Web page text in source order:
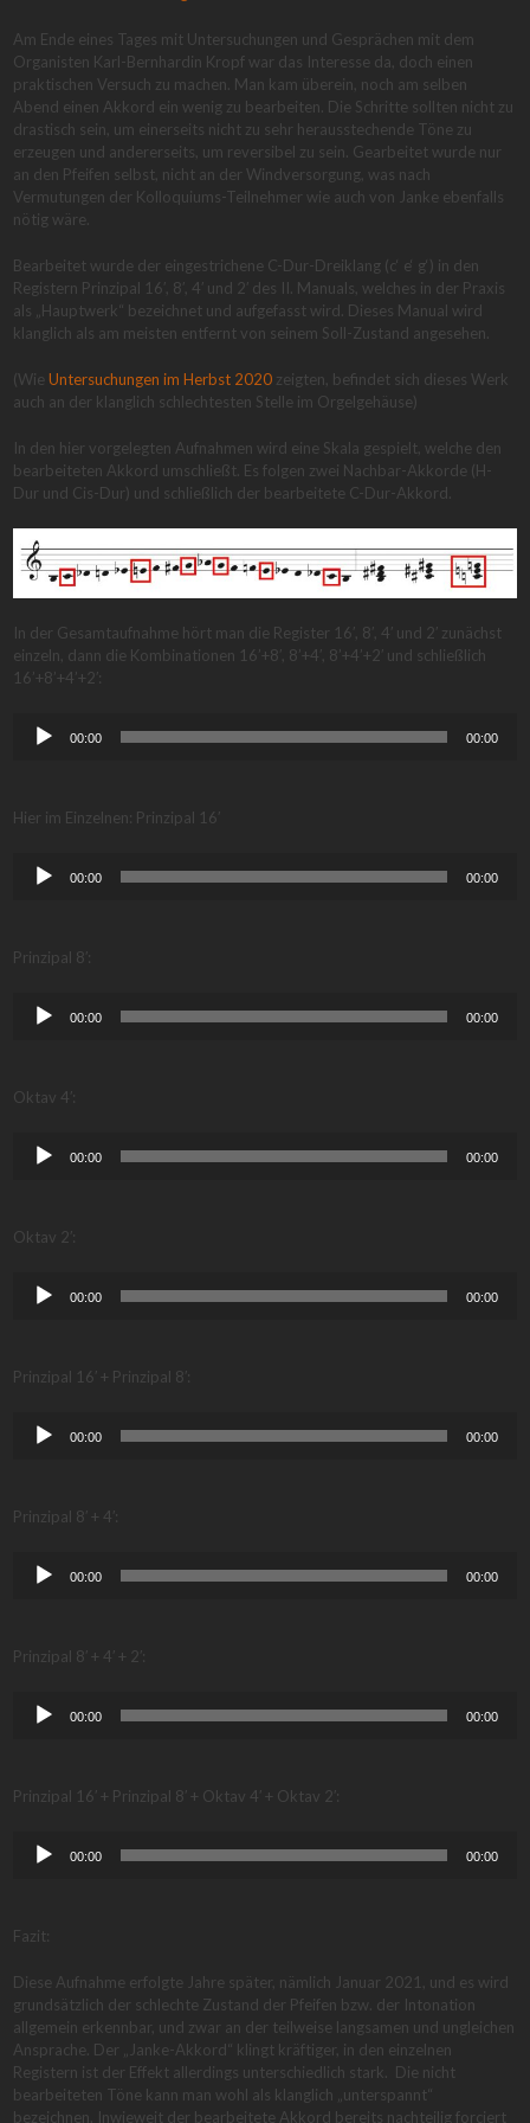
Am Ende eines Tages mit Untersuchungen und Gesprächen mit dem
Organisten Karl-Bernhardin Kropf war das Interesse da, doch einen
praktischen Versuch zu machen. Man kam überein, noch am selben
Abend einen Akkord ein wenig zu bearbeiten. Die Schritte sollten nicht zu
drastisch sein, um einerseits nicht zu sehr herausstechende Töne zu
erzeugen und andererseits, um reversibel zu sein. Gearbeitet wurde nur
an den Pfeifen selbst, nicht an der Windversorgung, was nach
Vermutungen der Kolloquiums-Teilnehmer wie auch von Janke ebenfalls
nötig wäre.
Bearbeitet wurde der eingestrichene C-Dur-Dreiklang (c‘ e‘ g‘) in den
Registern Prinzipal 16′, 8′, 4′ und 2′ des II. Manuals, welches in der Praxis
als „Hauptwerk“ bezeichnet und aufgefasst wird. Dieses Manual wird
klanglich als am meisten entfernt von seinem Soll-Zustand angesehen.
(WieUntersuchungen im Herbst 2020 zeigten, befindet sich dieses Werk
auch an der klanglich schlechtesten Stelle im Orgelgehäuse)
In den hier vorgelegten Aufnahmen wird eine Skala gespielt, welche den
bearbeiteten Akkord umschließt. Es folgen zwei Nachbar-Akkorde (H-
Dur und Cis-Dur) und schließlich der bearbeitete C-Dur-Akkord.
In der Gesamtaufnahme hört man die Register 16′, 8′, 4′ und 2′ zunächst
einzeln, dann die Kombinationen 16’+8′, 8’+4′, 8’+4’+2′ und schließlich
16’+8’+4’+2′:
Audio-
Player
00:00 00:00
Hier im Einzelnen: Prinzipal 16′
Audio-
Player
00:00 00:00
Prinzipal 8′:
Audio-
Player
00:00 00:00
Oktav 4′:
Audio-
Player
00:00 00:00
Oktav 2′:
Audio-
Player
00:00 00:00
Prinzipal 16′ + Prinzipal 8′:
Audio-
Player
00:00 00:00
Prinzipal 8′ + 4′:
Audio-
Player
00:00 00:00
Prinzipal 8′ + 4′ + 2′:
Audio-
Player
00:00 00:00
Prinzipal 16′ + Prinzipal 8′ + Oktav 4′ + Oktav 2′:
Audio-
Player
00:00 00:00
Fazit:
Diese Aufnahme erfolgte Jahre später, nämlich Januar 2021, und es wird
grundsätzlich der schlechte Zustand der Pfeifen bzw. der Intonation
allgemein erkennbar, und zwar an der teilweise langsamen und ungleichen
Ansprache. Der „Janke-Akkord“ klingt kräftiger, in den einzelnen
Registern ist der Effekt allerdings unterschiedlich stark. Die nicht
bearbeiteten Töne kann man wohl als klanglich „unterspannt“
bezeichnen. Inwieweit der bearbeitete Akkord bereits nachteilig forciert